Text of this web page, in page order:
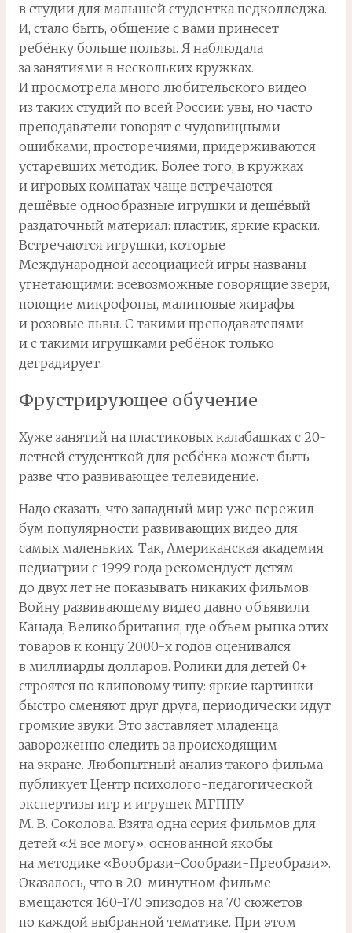
в студии для малышей студентка педколледжа.
И, стало быть, общение с вами принесет
ребёнку больше пользы. Я наблюдала
за занятиями в нескольких кружках.
И просмотрела много любительского видео
из таких студий по всей России: увы, но часто
преподаватели говорят с чудовищными
ошибками, просторечиями, придерживаются
устаревших методик. Более того, в кружках
и игровых комнатах чаще встречаются
дешёвые однообразные игрушки и дешёвый
раздаточный материал: пластик, яркие краски.
Встречаются игрушки, которые
Международной ассоциацией игры названы
угнетающими: всевозможные говорящие звери,
поющие микрофоны, малиновые жирафы
и розовые львы. С такими преподавателями
и с такими игрушками ребёнок только
деградирует.
Фрустрирующее обучение
Хуже занятий на пластиковых калабашках с 20-
летней студенткой для ребёнка может быть
разве что развивающее телевидение.
Надо сказать, что западный мир уже пережил
бум популярности развивающих видео для
самых маленьких. Так, Американская академия
педиатрии с 1999 года рекомендует детям
до двух лет не показывать никаких фильмов.
Войну развивающему видео давно объявили
Канада, Великобритания, где объем рынка этих
товаров к концу 2000-х годов оценивался
в миллиарды долларов. Ролики для детей 0+
строятся по клиповому типу: яркие картинки
быстро сменяют друг друга, периодически идут
громкие звуки. Это заставляет младенца
завороженно следить за происходящим
на экране. Любопытный анализ такого фильма
публикует Центр психолого-педагогической
экспертизы игр и игрушек МГППУ
М. В. Соколова. Взята одна серия фильмов для
детей «Я все могу», основанной якобы
на методике «Вообрази-Сообрази-Преобрази».
Оказалось, что в 20-минутном фильме
вмещаются 160-170 эпизодов на 70 сюжетов
по каждой выбранной тематике. При этом